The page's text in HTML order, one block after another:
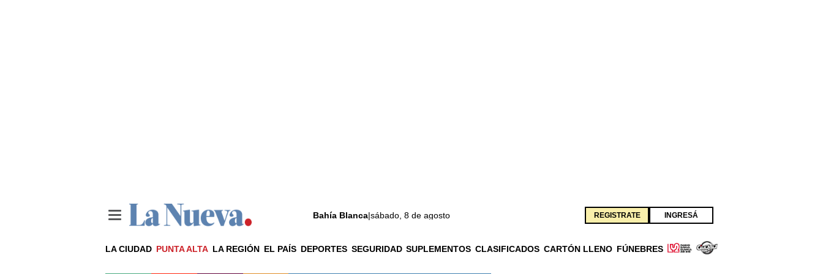
Bahía Blanca|sábado, 8 de agosto REGISTRATE INGRESÁ
LA CIUDAD PUNTA ALTA LA REGIÓN EL PAÍS DEPORTES SEGURIDAD SUPLEMENTOS CLASIFICADOS CARTÓN LLENO FÚNEBRES